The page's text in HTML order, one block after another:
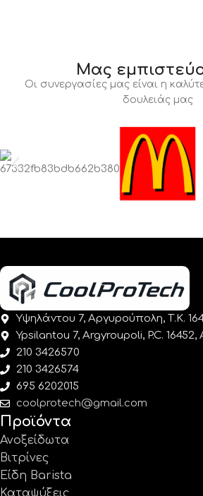
Μας
Οι συνεργασίες μας είναι η
δουλειάς μας
Υψηλάντου 7, Αργυρούπολη, Τ.Κ.
Ypsilantou 7, Argyroupoli, P.C.
210 3426570
210 3426574
695 6202015
coolprotech@gmail.com
Προϊόντα
Ανοξείδωτα
Βιτρίνες
Είδη Barista
Καταψύξεις